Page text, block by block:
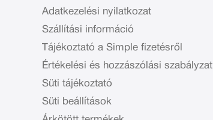
Adatkezelési nyilatkozat
Szállítási információ
Tájékoztató a Simple fizetésről
Értékelési és hozzászólási szabályzat
Süti tájékoztató
Süti beállítások